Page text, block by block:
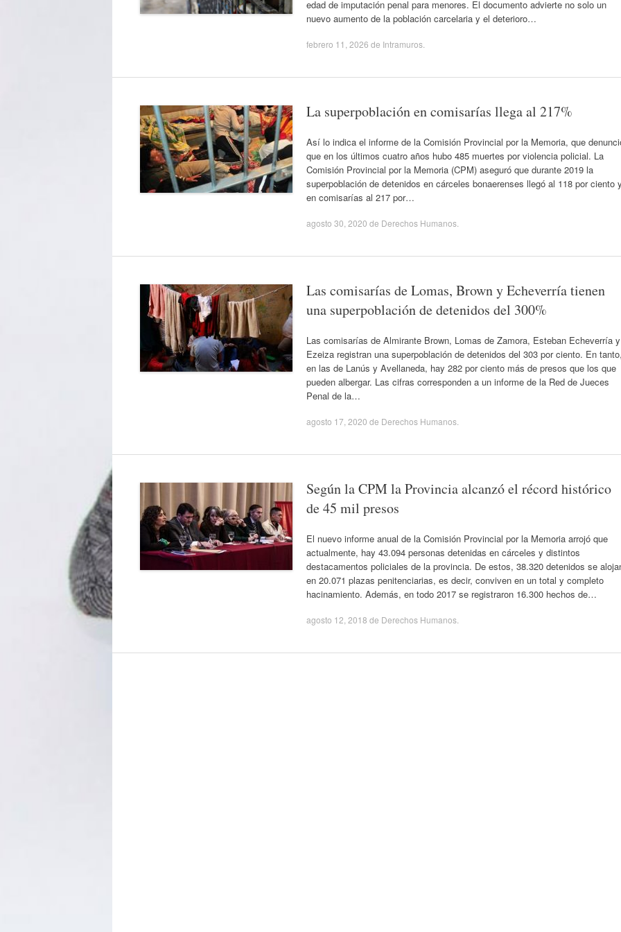
edad de imputación penal para menores. El documento advierte no solo un
nuevo aumento de la población carcelaria y el deterioro…
febrero 11, 2026 de Intramuros
La superpoblación en comisarías llega al 217%
Así lo indica el informe de la Comisión Provincial por la Memoria, que
que en los últimos cuatro años hubo 485 muertes por violencia policial. La
Comisión Provincial por la Memoria (CPM) aseguró que durante 2019 la
superpoblación de detenidos en cárceles bonaerenses llegó al 118 por ciento
en comisarías al 217 por…
agosto 30, 2020 de Derechos Humanos
Las comisarías de Lomas, Brown y Echeverría tienen
una superpoblación de detenidos del 300%
Las comisarías de Almirante Brown, Lomas de Zamora, Esteban Echeverría y
Ezeiza registran una superpoblación de detenidos del 303 por ciento. En
en las de Lanús y Avellaneda, hay 282 por ciento más de presos que los que
pueden albergar. Las cifras corresponden a un informe de la Red de Jueces
Penal de la…
agosto 17, 2020 de Derechos Humanos
Según la CPM la Provincia alcanzó el récord histórico
de 45 mil presos
El nuevo informe anual de la Comisión Provincial por la Memoria arrojó que
actualmente, hay 43.094 personas detenidas en cárceles y distintos
destacamentos policiales de la provincia. De estos, 38.320 detenidos se
en 20.071 plazas penitenciarias, es decir, conviven en un total y completo
hacinamiento. Además, en todo 2017 se registraron 16.300 hechos de…
agosto 12, 2018 de Derechos Humanos